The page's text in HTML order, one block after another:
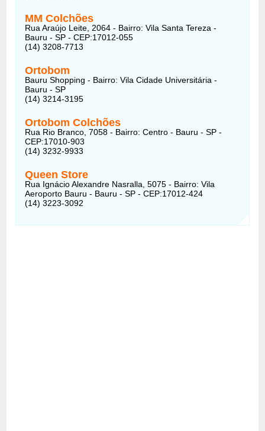
MM Colchões
Rua Araújo Leite, 2064 - Bairro: Vila Santa Tereza -
Bauru - SP - CEP:17012-055
(14) 3208-7713
Ortobom
Bauru Shopping - Bairro: Vila Cidade Universitária -
Bauru - SP
(14) 3214-3195
Ortobom Colchões
Rua Rio Branco, 7058 - Bairro: Centro - Bauru - SP -
CEP:17010-903
(14) 3232-9933
Queen Store
Rua Ignácio Alexandre Nasralla, 5075 - Bairro: Vila
Aeroporto Bauru - Bauru - SP - CEP:17012-424
(14) 3223-3092